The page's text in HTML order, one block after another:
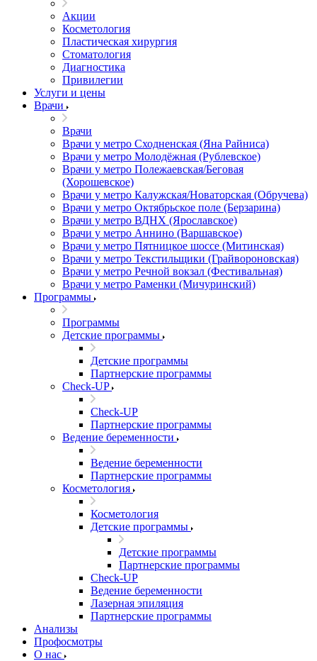
Акции
Косметология
Пластическая хирургия
Стоматология
Диагностика
Привилегии
Услуги и цены
Врачи
Врачи
Врачи у метро Сходненская (Яна Райниса)
Врачи у метро Молодёжная (Рублевское)
Врачи у метро Полежаевская/Беговая
(Хорошевское)
Врачи у метро Калужская/Новаторская (Обручева)
Врачи у метро Октябрьское поле (Берзарина)
Врачи у метро ВДНХ (Ярославское)
Врачи у метро Аннино (Варшавское)
Врачи у метро Пятницкое шоссе (Митинская)
Врачи у метро Текстильщики (Грайвороновская)
Врачи у метро Речной вокзал (Фестивальная)
Врачи у метро Раменки (Мичуринский)
Программы
Программы
Детские программы
Детские программы
Партнерские программы
Check-UP
Check-UP
Партнерские программы
Ведение беременности
Ведение беременности
Партнерские программы
Косметология
Косметология
Детские программы
Детские программы
Партнерские программы
Check-UP
Ведение беременности
Лазерная эпиляция
Партнерские программы
Анализы
Профосмотры
О нас